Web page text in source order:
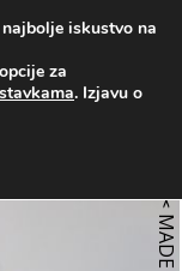
iskustvo na
za
. Izjavu o